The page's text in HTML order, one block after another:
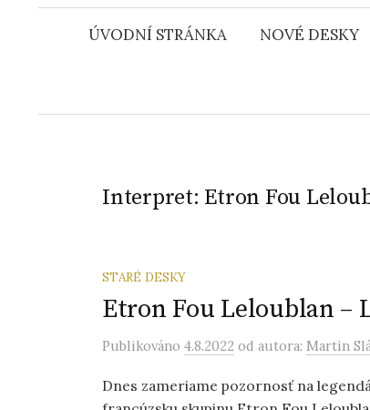
ÚVODNÍ STRÁNKA NOVÉ DESKY
Interpret: Etron Fou
STARÉ DESKY
Etron Fou Leloublan –
Publikováno 4.8.2022 od autora: Martin
Dnes zameriame pozornosť na